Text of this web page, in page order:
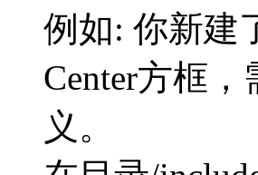
例如: 你新建
Center方框
义。